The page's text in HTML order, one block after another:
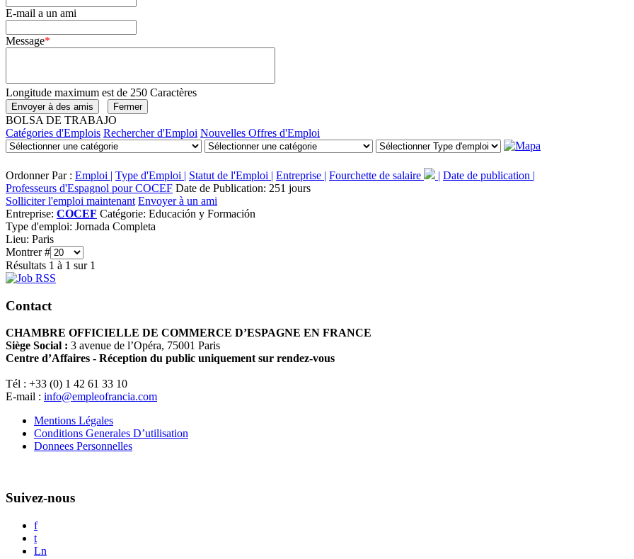
E-mail a un ami
Message*
Longitude maximum est de 250 Caractères
BOLSA DE TRABAJO
Catégories d'Emplois Rechercher d'Emploi Nouvelles Offres d'Emploi
Ordonner Par : Emploi | Type d'Emploi | Statut de l'Emploi | Entreprise | Fourchette de salaire | Date de publication |
Professeurs d'Espagnol pour COCEF Date de Publication: 251 jours
Solliciter l'emploi maintenant Envoyer à un ami
Entreprise: COCEF Catégorie: Educación y Formación
Type d'emploi: Jornada Completa
Lieu: Paris
Montrer #
Résultats 1 à 1 sur 1
Contact
CHAMBRE OFFICIELLE DE COMMERCE D’ESPAGNE EN FRANCE
Siège Social : 3 avenue de l’Opéra, 75001 Paris
Centre d’Affaires - Réception du public uniquement sur rendez-vous
Tél : +33 (0) 1 42 61 33 10
E-mail : info@empleofrancia.com
Mentions Légales
Conditions Generales D’utilisation
Donnees Personnelles
Suivez-nous
f
t
Ln